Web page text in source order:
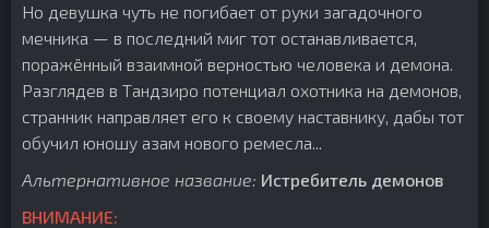
Но девушка чуть не погибает от руки загадочного
мечника — в последний миг тот останавливается,
поражённый взаимной верностью человека и демона.
Разглядев в Тандзиро потенциал охотника на демонов,
странник направляет его к своему наставнику, дабы тот
обучил юношу азам нового ремесла...
Альтернативное название: Истребитель демонов
ВНИМАНИЕ: